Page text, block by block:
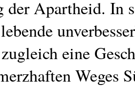
der Apartheid. In
eine
Weges